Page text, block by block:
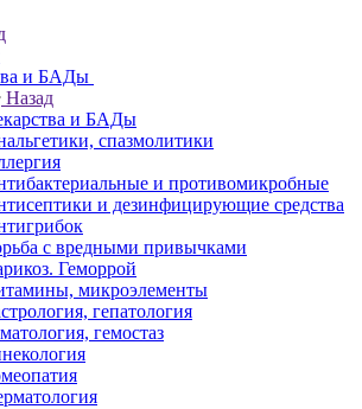
и БАДы
Назад
и БАДы
спазмолитики
и противомикробные
и дезинфицирующие средства
с вредными привычками
Геморрой
микроэлементы
гепатология
гемостаз